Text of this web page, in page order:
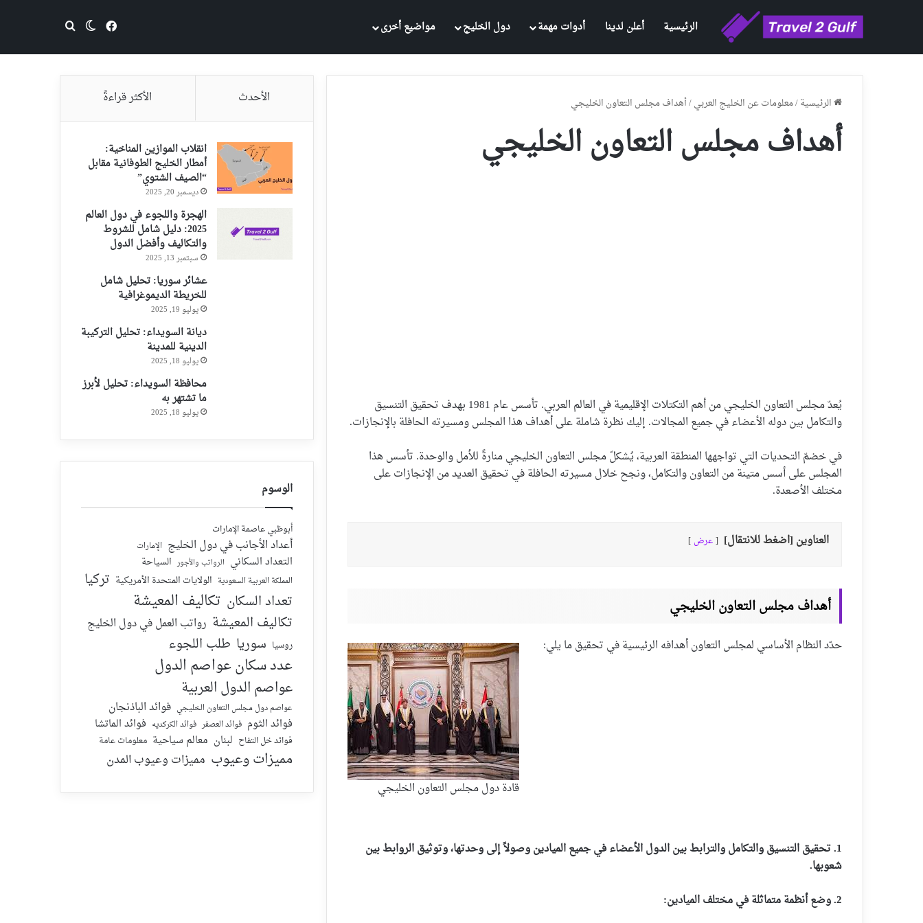
الرئيسية أعلن لدينا أدوات مهمة دول الخليج مواضيع أخرى فيسبوكالوضع المظلم
بحث عن
الرئيسية/معلومات عن الخليج العربي/أهداف مجلس التعاون الخليجي
أهداف مجلس التعاون الخليجي
يُعدّ مجلس التعاون الخليجي من أهم التكتلات الإقليمية في العالم العربي. تأسس عام 1981 بهدف تحقيق التنسيق
والتكامل بين دوله الأعضاء في جميع المجالات. إليك نظرة شاملة على أهداف هذا المجلس ومسيرته الحافلة بالإنجازات.
في خضمّ التحديات التي تواجهها المنطقة العربية، يُشكلّ مجلس التعاون الخليجي منارةً للأمل والوحدة. تأسس هذا
المجلس على أسس متينة من التعاون والتكامل، ونجح خلال مسيرته الحافلة في تحقيق العديد من الإنجازات على
مختلف الأصعدة.
العناوين [اضغط للانتقال] عرض
أهداف مجلس التعاون الخليجي
قادة دول مجلس التعاون الخليجي
حدّد النظام الأساسي لمجلس التعاون أهدافه الرئيسية في تحقيق ما يلي:
1. تحقيق التنسيق والتكامل والترابط بين الدول الأعضاء في جميع الميادين وصولاً إلى وحدتها، وتوثيق الروابط بين
شعوبها.
2. وضع أنظمة متماثلة في مختلف الميادين:
الأحدث الأكثر قراءةً
انقلاب الموازين المناخية:
أمطار الخليج الطوفانية مقابل
“الصيف الشتوي”
ديسمبر 20, 2025
الهجرة واللجوء في دول العالم
2025: دليل شامل للشروط
والتكاليف وأفضل الدول
سبتمبر 13, 2025
عشائر سوريا: تحليل شامل
للخريطة الديموغرافية
يوليو 19, 2025
ديانة السويداء: تحليل التركيبة
الدينية للمدينة
يوليو 18, 2025
محافظة السويداء: تحليل لأبرز
ما تشتهر به
يوليو 18, 2025
الوسوم
أبوظبي عاصمة الإمارات
أعداد الأجانب في دول الخليج الإمارات
التعداد السكاني الرواتب والأجور السياحة
المملكة العربية السعودية الولايات المتحدة الأمريكية تركيا
تعداد السكان تكاليف المعيشة
تكاليف المعيشة رواتب العمل في دول الخليج
روسيا سوريا طلب اللجوء
عدد سكان عواصم الدول
عواصم الدول العربية
عواصم دول مجلس التعاون الخليجي فوائد الباذنجان
فوائد الثوم فوائد العصفر فوائد الكركديه فوائد الماتشا
فوائد خل التفاح لبنان معالم سياحية معلومات عامة
مميزات وعيوب مميزات وعيوب المدن